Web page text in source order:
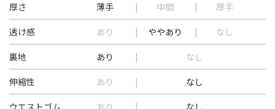
厚さ 薄手 中間 厚手
透け感 あり ややあり なし
裏地 あり なし
伸縮性 あり なし